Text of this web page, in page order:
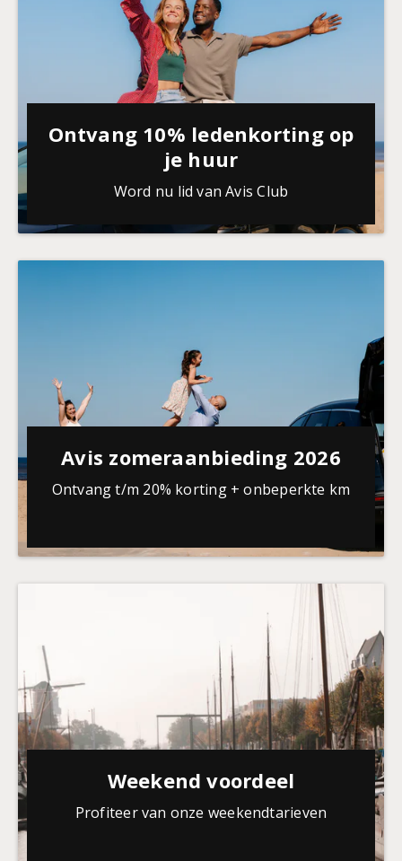
Ontvang 10% ledenkorting op
je huur
Word nu lid van Avis Club
Avis zomeraanbieding 2026
Ontvang t/m 20% korting + onbeperkte km
Weekend voordeel
Profiteer van onze weekendtarieven